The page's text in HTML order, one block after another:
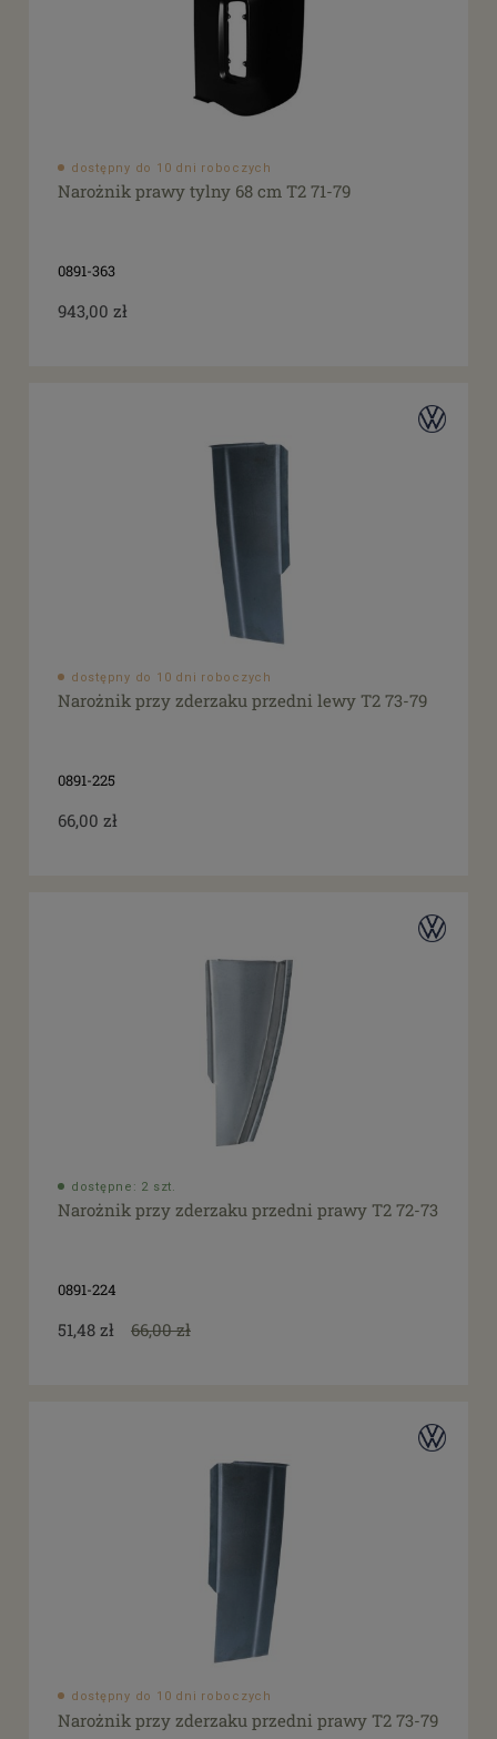
dostępny do 10 dni roboczych
Narożnik prawy tylny 68 cm T2 71-79
0891-363
943,00 zł
dostępny do 10 dni roboczych
Narożnik przy zderzaku przedni lewy T2 73-79
0891-225
66,00 zł
dostępne: 2 szt.
Narożnik przy zderzaku przedni prawy T2 72-73
0891-224
51,48 zł 66,00 zł
dostępny do 10 dni roboczych
Narożnik przy zderzaku przedni prawy T2 73-79